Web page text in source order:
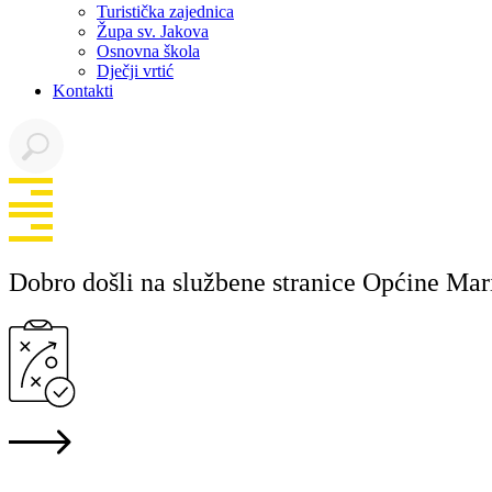
Turistička zajednica
Župa sv. Jakova
Osnovna škola
Dječji vrtić
Kontakti
Dobro došli na službene stranice Općine